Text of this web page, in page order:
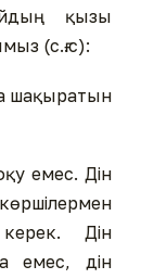
қызы
(с.ғ.с):
шақыратын
емес. Дін
Дін
емес, дін